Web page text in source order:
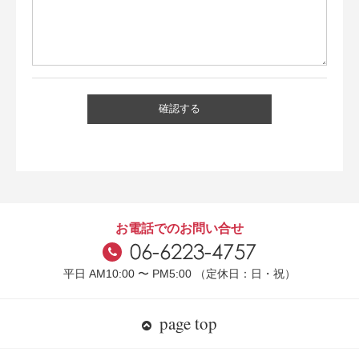
お電話でのお問い合せ
平日 AM10:00 〜 PM5:00 （定休日：日・祝）
page top